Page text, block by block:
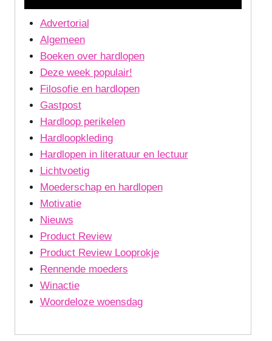
Advertorial
Algemeen
Boeken over hardlopen
Deze week populair!
Filosofie en hardlopen
Gastpost
Hardloop perikelen
Hardloopkleding
Hardlopen in literatuur en lectuur
Lichtvoetig
Moederschap en hardlopen
Motivatie
Nieuws
Product Review
Product Review Looprokje
Rennende moeders
Winactie
Woordeloze woensdag